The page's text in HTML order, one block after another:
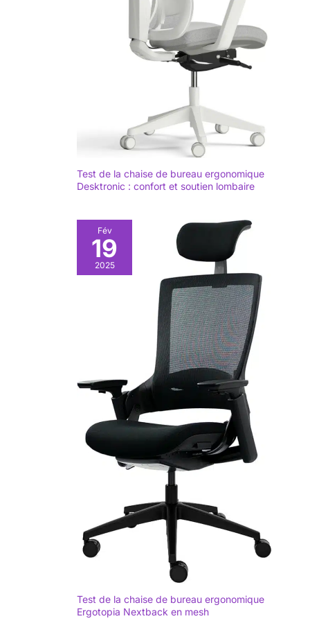
Ou lorsque vous n'avez
pas besoin d'utiliser la
chaise, vous pouvez
relever les accoudoirs et
pousser la chaise sous la
table pour gagner de la
étapes, et est livrée avec
toutes les pièces
nécessaires et un manuel
d'utilisation détaillé, une
15 minutes !
fauteuil sous le bureau ; le
rembourrage doux offre
un soutien optimal à vos
bras Montage facile :
Grâce aux instructions
claires et aux pièces
numérotées, une seule
seulement 15 à 30
minutes, afin de profiter
rapidement de son
Test de la chaise de bureau ergonomique
Desktronic : confort et soutien lombaire
Fév
19
2025
Test de la chaise de bureau ergonomique
Ergotopia Nextback en mesh